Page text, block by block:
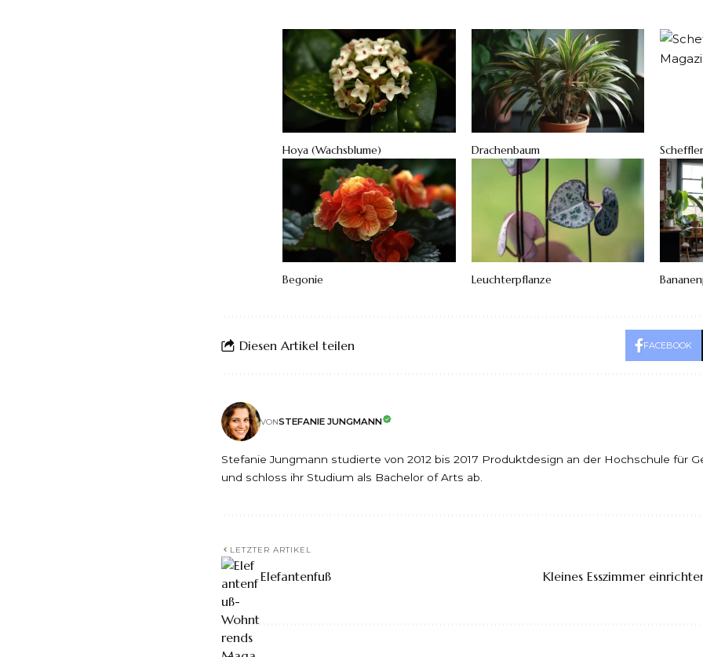
Hoya (Wachsblume) Drachenbaum
Begonie Leuchterpflanze
Diesen Artikel teilen FACEBOOK
VONSTEFANIE JUNGMANN
Stefanie Jungmann studierte von 2012 bis 2017 Produktdesign an der Hochschule für
und schloss ihr Studium als Bachelor of Arts ab.
LETZTER ARTIKEL
Elefantenfuß Kleines Esszimmer